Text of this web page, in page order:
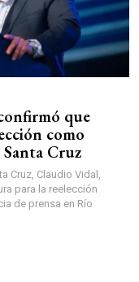
que
como
Cruz
Cruz, Claudio Vidal,
para la reelección
de prensa en Río